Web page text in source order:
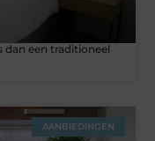
dan een traditioneel
AANBIEDINGEN